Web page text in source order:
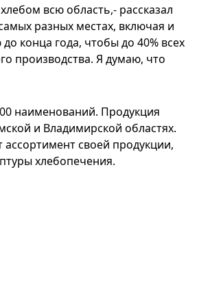
всю область,- рассказал
разных местах, включая и
конца года, чтобы до 40% всех
производства. Я думаю, что
наименований. Продукция
и Владимирской областях.
своей продукции,
хлебопечения.